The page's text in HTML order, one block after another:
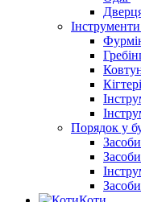
Порядок у